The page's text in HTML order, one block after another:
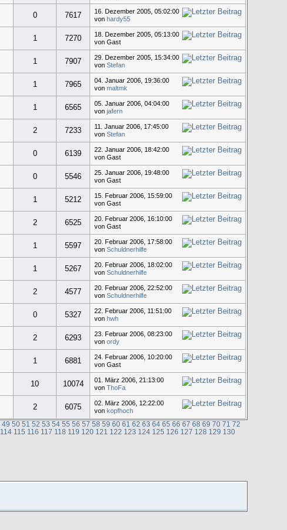
0 7617
16. Dezember 2005, 05:02:00
von hardy55
1 7270
18. Dezember 2005, 05:13:00
von Gast
1 7907
29. Dezember 2005, 15:34:00
von Stefan
1 7965
04. Januar 2006, 19:36:00
von maltmk
1 6565
05. Januar 2006, 04:04:00
von jafern
2 7233
11. Januar 2006, 17:45:00
von Stefan
0 6139
22. Januar 2006, 18:42:00
von Gast
0 5546
25. Januar 2006, 19:48:00
von Gast
1 5212
15. Februar 2006, 15:59:00
von Gast
2 6525
20. Februar 2006, 16:10:00
von Gast
1 5597
20. Februar 2006, 17:58:00
von Schuldnerhilfe
1 5267
20. Februar 2006, 18:02:00
von Schuldnerhilfe
2 4577
20. Februar 2006, 22:52:00
von Schuldnerhilfe
0 5327
22. Februar 2006, 11:51:00
von hwh
2 6293
23. Februar 2006, 08:23:00
von ordy
1 6881
24. Februar 2006, 10:20:00
von Gast
10 10074
01. März 2006, 21:13:00
von ThoFa
2 6075
02. März 2006, 12:22:00
von kopfhoch
49 50 51 52 53 54 55 56 57 58 59 60 61 62 63 64 65 66 67 68 69 70 71 72
114 115 116 117 118 119 120 121 122 123 124 125 126 127 128 129 130